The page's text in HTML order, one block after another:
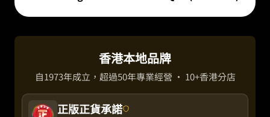
香港本地品牌
自1973年成立，超過50年專業經營 · 10+香港分店
正版正貨承諾